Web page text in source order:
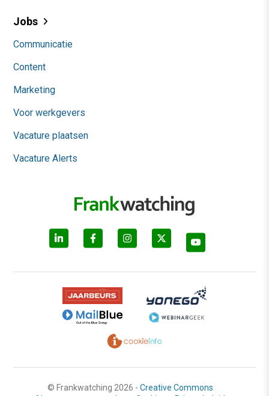
Jobs
Communicatie
Content
Marketing
Voor werkgevers
Vacature plaatsen
Vacature Alerts
© Frankwatching 2026 - Creative Commons